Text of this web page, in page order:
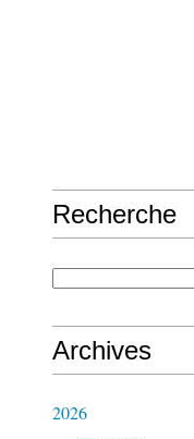
Recherche
Archives
2026